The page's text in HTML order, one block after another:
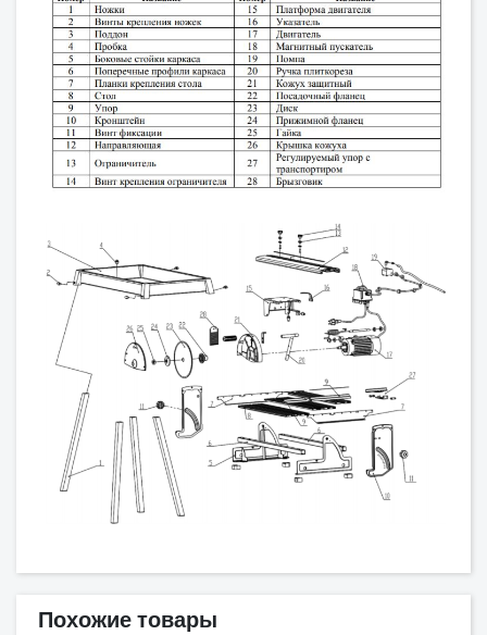
Похожие товары